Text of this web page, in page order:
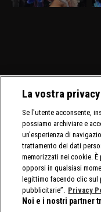
Tiffany Stratton si sfidano
La vostra
Se l'utente acconsente,
possiamo archiviare e
un'esperienza di
trattamento dei dati
memorizzati nei cookie.
opporsi in qualsiasi
legittimo facendo clic sul
pubblicitarie”. Privacy
Noi e i nostri partner